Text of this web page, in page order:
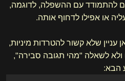
להתמודד עם ההשפלה, לדוגמה,
או אפילו לדחוף אותה.
שלא קשור להטרדות מיניות,
לשאלה "מהי תגובה סבירה",
הבא: